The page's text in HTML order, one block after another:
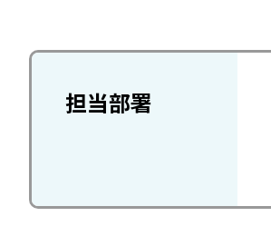
担当部署